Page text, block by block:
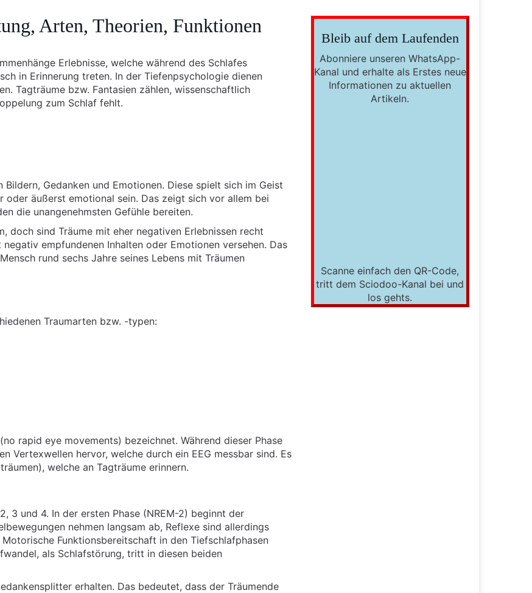
Arten, Theorien, Funktionen
Erlebnisse, welche während des Schlafes
in Erinnerung treten. In der Tiefenpsychologie dienen
Tagträume bzw. Fantasien zählen, wissenschaftlich
zum Schlaf fehlt.
Gedanken und Emotionen. Diese spielt sich im Geist
oder äußerst emotional sein. Das zeigt sich vor allem bei
die unangenehmsten Gefühle bereiten.
doch sind Träume mit eher negativen Erlebnissen recht
empfundenen Inhalten oder Emotionen versehen. Das
rund sechs Jahre seines Lebens mit Träumen
Traumarten bzw. -typen:
rapid eye movements) bezeichnet. Während dieser Phase
Vertexwellen hervor, welche durch ein EEG messbar sind. Es
welche an Tagträume erinnern.
3 und 4. In der ersten Phase (NREM-2) beginnt der
nehmen langsam ab, Reflexe sind allerdings
Funktionsbereitschaft in den Tiefschlafphasen
als Schlafstörung, tritt in diesen beiden
erhalten. Das bedeutet, dass der Träumende
Bleib auf dem Laufenden
Abonniere unseren WhatsApp-
Kanal und erhalte als Erstes neue
Informationen zu aktuellen
Artikeln.
Scanne einfach den QR-Code,
tritt dem Sciodoo-Kanal bei und
los gehts.